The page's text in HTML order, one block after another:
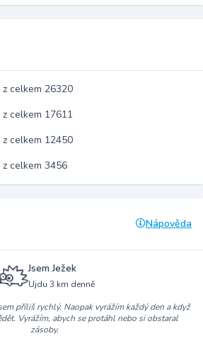
z celkem 26320
z celkem 17611
z celkem 12450
z celkem 3456
Nápověda
Jsem Ježek
Ujdu 3 km denně
příliš rychlý. Naopak vyrážím každý den a když
Vyrážím, abych se protáhl nebo si obstaral
zásoby.